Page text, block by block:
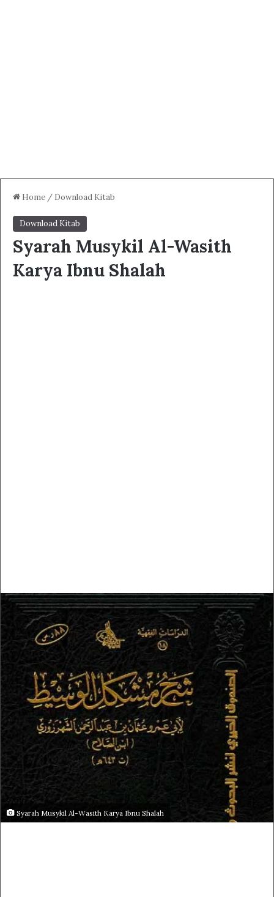
Home / Download Kitab
Download Kitab
Syarah Musykil Al-Wasith
Karya Ibnu Shalah
Syarah Musykil Al-Wasith Karya Ibnu Shalah